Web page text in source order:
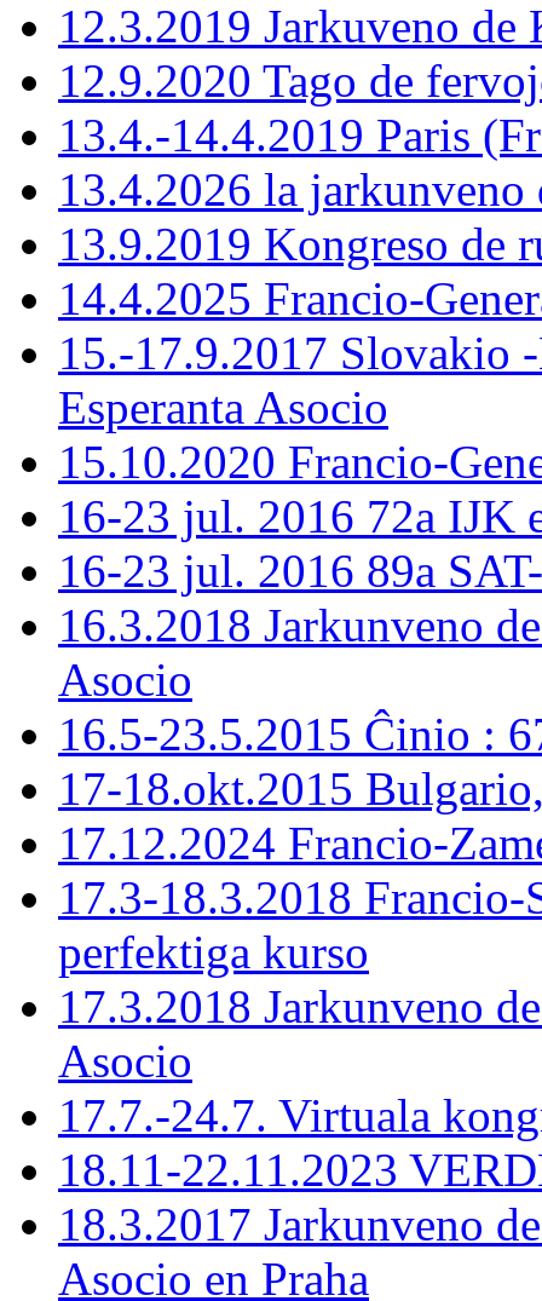
12.3.2019 Jarkuveno de
12.9.2020 Tago de
13.4.-14.4.2019 Paris
13.4.2026 la jarkunveno
13.9.2019 Kongreso de
14.4.2025 Francio-
15.-17.9.2017 Slovakio
Esperanta Asocio
15.10.2020 Francio-
16-23 jul. 2016 72a IJK
16-23 jul. 2016 89a
16.3.2018 Jarkunveno
Asocio
16.5-23.5.2015 Ĉinio :
17-18.okt.2015
17.12.2024 Francio-
17.3-18.3.2018
perfektiga kurso
17.3.2018 Jarkunveno
Asocio
17.7.-24.7. Virtuala
18.11-22.11.2023
18.3.2017 Jarkunveno
Asocio en Praha